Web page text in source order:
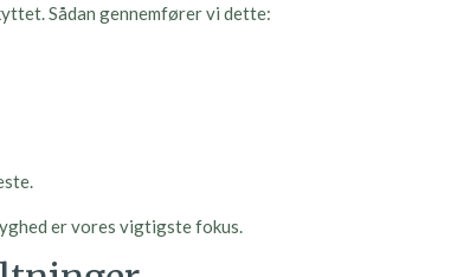
Sådan gennemfører vi dette:
er vores vigtigste fokus.